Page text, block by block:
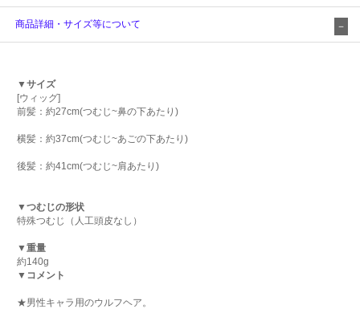
商品詳細・サイズ等について
▼サイズ
[ウィッグ]
前髪：約27cm(つむじ~鼻の下あたり)
横髪：約37cm(つむじ~あごの下あたり)
後髪：約41cm(つむじ~肩あたり)
▼つむじの形状
特殊つむじ（人工頭皮なし）
▼重量
約140g
▼コメント
★男性キャラ用のウルフヘア。